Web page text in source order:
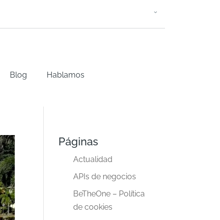
Blog Hablamos
Páginas
Actualidad
APIs de negocios
BeTheOne – Política
de cookies